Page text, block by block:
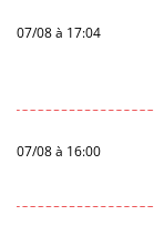
07/08 à 17:04
07/08 à 16:00